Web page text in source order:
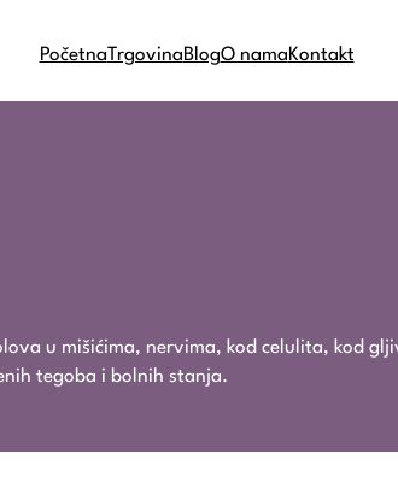
Početna TrgovinaBlogO namaKontakt
u mišićima, nervima, kod celulita, kod
tegoba i bolnih stanja.